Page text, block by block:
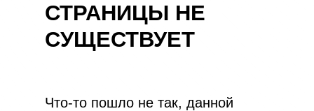
СТРАНИЦЫ НЕ
СУЩЕСТВУЕТ
Что-то пошло не так, данной